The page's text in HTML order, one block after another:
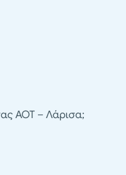
ΑΟΤ – Λάρισα;